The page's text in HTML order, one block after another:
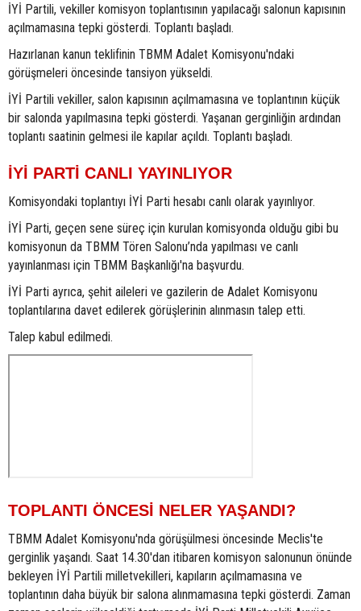
İYİ Partili, vekiller komisyon toplantısının yapılacağı salonun kapısının
açılmamasına tepki gösterdi. Toplantı başladı.
Hazırlanan kanun teklifinin TBMM Adalet Komisyonu'ndaki
görüşmeleri öncesinde tansiyon yükseldi.
İYİ Partili vekiller, salon kapısının açılmamasına ve toplantının küçük
bir salonda yapılmasına tepki gösterdi. Yaşanan gerginliğin ardından
toplantı saatinin gelmesi ile kapılar açıldı. Toplantı başladı.
İYİ PARTİ CANLI YAYINLIYOR
Komisyondaki toplantıyı İYİ Parti hesabı canlı olarak yayınlıyor.
İYİ Parti, geçen sene süreç için kurulan komisyonda olduğu gibi bu
komisyonun da TBMM Tören Salonu’nda yapılması ve canlı
yayınlanması için TBMM Başkanlığı'na başvurdu.
İYİ Parti ayrıca, şehit aileleri ve gazilerin de Adalet Komisyonu
toplantılarına davet edilerek görüşlerinin alınmasın talep etti.
Talep kabul edilmedi.
TOPLANTI ÖNCESİ NELER YAŞANDI?
TBMM Adalet Komisyonu'nda görüşülmesi öncesinde Meclis'te
gerginlik yaşandı. Saat 14.30'dan itibaren komisyon salonunun önünde
bekleyen İYİ Partili milletvekilleri, kapıların açılmamasına ve
toplantının daha büyük bir salona alınmamasına tepki gösterdi. Zaman